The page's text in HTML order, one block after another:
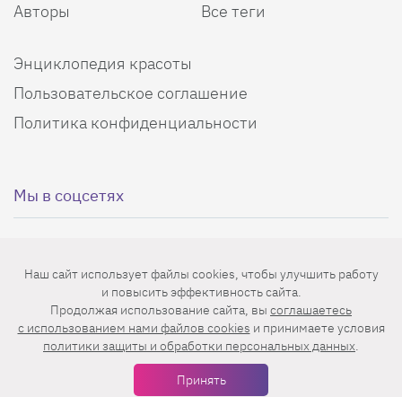
Авторы
Все теги
Энциклопедия красоты
Пользовательское соглашение
Политика конфиденциальности
Мы в соцсетях
Еженедельная рассылка с лучшими статьями
Наш сайт использует файлы cookies, чтобы улучшить работу
и повысить эффективность сайта.
Продолжая использование сайта, вы соглашаетесь
c использованием нами файлов cookies и принимаете условия
политики защиты и обработки персональных данных.
Принять